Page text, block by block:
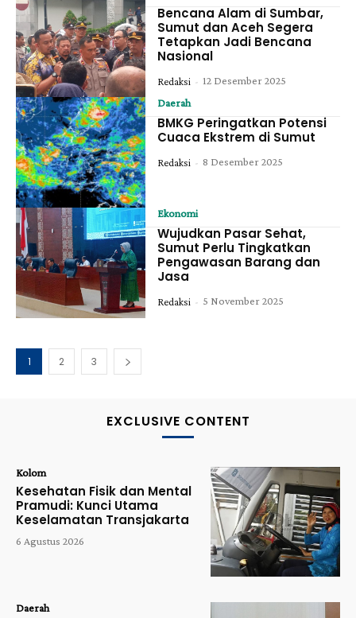
Bencana Alam di Sumbar,
Sumut dan Aceh Segera
Tetapkan Jadi Bencana
Nasional
Redaksi - 12 Desember 2025
Daerah
BMKG Peringatkan Potensi
Cuaca Ekstrem di Sumut
Redaksi - 8 Desember 2025
Ekonomi
Wujudkan Pasar Sehat,
Sumut Perlu Tingkatkan
Pengawasan Barang dan
Jasa
Redaksi - 5 November 2025
1 2 3
EXCLUSIVE CONTENT
Kolom
Kesehatan Fisik dan Mental
Pramudi: Kunci Utama
Keselamatan Transjakarta
6 Agustus 2026
Daerah